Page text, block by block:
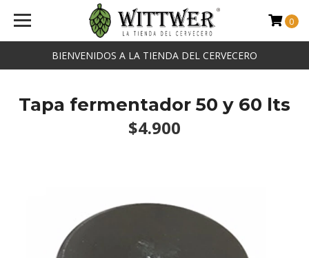
BIENVENIDOS A LA TIENDA DEL CERVECERO
0
Tapa fermentador 50 y 60 lts
$4.900